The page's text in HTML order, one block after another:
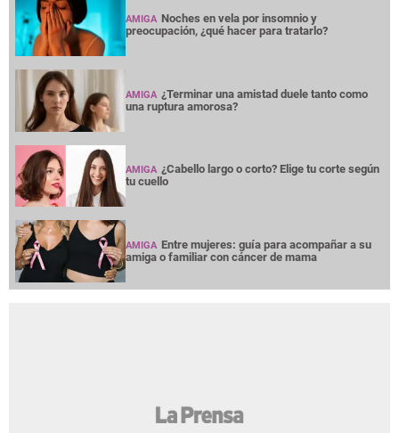
AMIGA Noches en vela por insomnio y
preocupación, ¿qué hacer para tratarlo?
AMIGA ¿Terminar una amistad duele tanto como
una ruptura amorosa?
AMIGA ¿Cabello largo o corto? Elige tu corte según
tu cuello
AMIGA Entre mujeres: guía para acompañar a su
amiga o familiar con cáncer de mama